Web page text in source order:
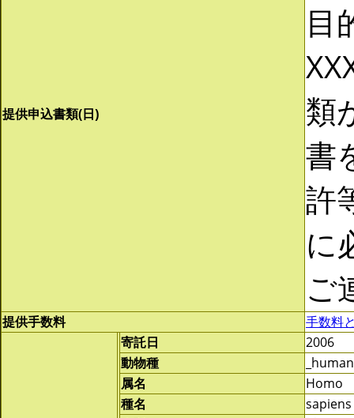
提供申込書類(日)
目
類
書
許
に
ご
提供手数料 手数料
寄託日
2006
動物種
属名
Homo
種名
sapiens